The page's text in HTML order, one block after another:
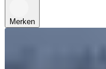
Merken